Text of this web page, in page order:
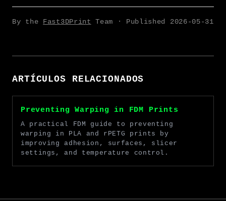
By the Fast3DPrint Team · Published 2026-05-31
ARTÍCULOS RELACIONADOS
Preventing Warping in FDM Prints
A practical FDM guide to preventing
warping in PLA and rPETG prints by
improving adhesion, surfaces, slicer
settings, and temperature control.